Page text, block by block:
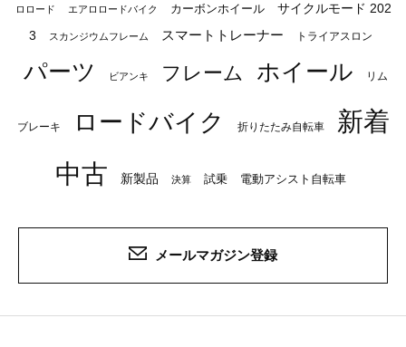
ロロード エアロロードバイク カーボンホイール
サイクルモード 202
3
スカンジウムフレーム スマートトレーナー トライアスロン
パーツ ビアンキ フレーム ホイール リム
ブレーキ ロードバイク 折りたたみ自転車
新着
中古
新製品 決算 試乗 電動アシスト自転車
メールマガジン登録